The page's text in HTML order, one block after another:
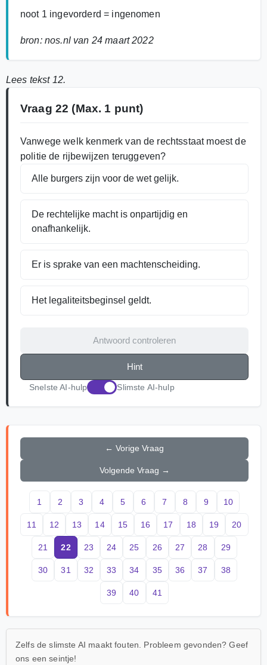
noot 1 ingevorderd = ingenomen
bron: nos.nl van 24 maart 2022
Lees tekst 12.
Vraag 22 (Max. 1 punt)
Vanwege welk kenmerk van de rechtsstaat moest de
politie de rijbewijzen teruggeven?
Alle burgers zijn voor de wet gelijk.
De rechtelijke macht is onpartijdig en
onafhankelijk.
Er is sprake van een machtenscheiding.
Het legaliteitsbeginsel geldt.
Antwoord controleren
Hint
Snelste AI-hulp Slimste AI-hulp
← Vorige Vraag
Volgende Vraag →
1 2 3 4 5 6 7 8 9 10
11 12 13 14 15 16 17 18 19 20
21 22 23 24 25 26 27 28 29
30 31 32 33 34 35 36 37 38
39 40 41
Zelfs de slimste AI maakt fouten. Probleem gevonden? Geef
ons een seintje!